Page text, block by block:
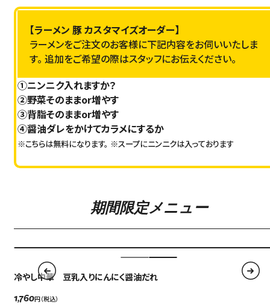
【ラーメン 豚 カスタマイズオーダー】
ラーメンをご注文のお客様に下記内容をお伺いいたしま
す。 追加をご希望の際はスタッフにお伝えください。
①ニンニク入れますか？
②野菜そのままor増やす
③背脂そのままor増やす
④醤油ダレをかけてカラメにするか
※こちらは無料になります。 ※スープにニンニクは入っております
期間限定メニュー
冷やし中華 豆乳入りにんにく醤油だれ
1,760円（税込）